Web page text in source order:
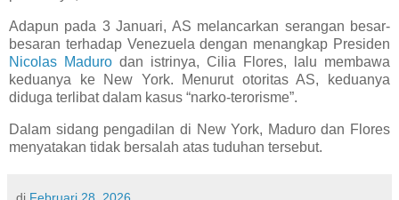
Adapun pada 3 Januari, AS melancarkan serangan besar-
besaran terhadap Venezuela dengan menangkap Presiden
Nicolas Maduro dan istrinya, Cilia Flores, lalu membawa
keduanya ke New York. Menurut otoritas AS, keduanya
diduga terlibat dalam kasus “narko-terorisme”.
Dalam sidang pengadilan di New York, Maduro dan Flores
menyatakan tidak bersalah atas tuduhan tersebut.
di Februari 28, 2026